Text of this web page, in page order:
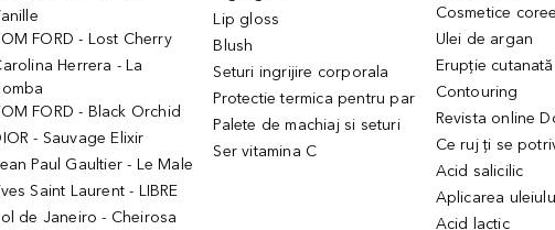
FORD - Lost Cherry
Herrera - La
FORD - Black Orchid
- Sauvage Elixir
Paul Gaultier - Le Male
Saint Laurent - LIBRE
de Janeiro - Cheirosa
Lip gloss
Blush
Seturi ingrijire corporala
Protectie termica pentru par
Palete de machiaj si seturi
Ser vitamina C
Cosmetice
Ulei de argan
Erupție
Contouring
Revista online
Ce ruj ți se
Acid salicilic
Aplicarea
Acid lactic